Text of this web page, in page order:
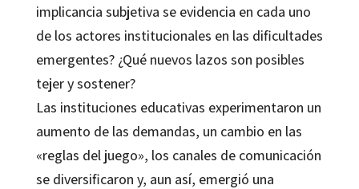
implicancia subjetiva se evidencia en cada uno
de los actores institucionales en las dificultades
emergentes? ¿Qué nuevos lazos son posibles
tejer y sostener?
Las instituciones educativas experimentaron un
aumento de las demandas, un cambio en las
«reglas del juego», los canales de comunicación
se diversificaron y, aun así, emergió una